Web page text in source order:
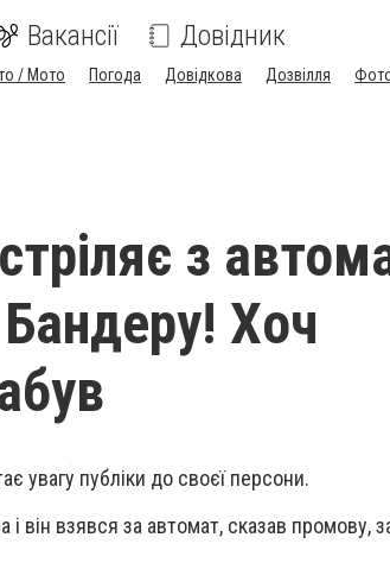
Вакансії Довідник
/ Мото Погода Довідкова Дозвілля
з
Хоч
увагу публіки до своєї персони.
він взявся за автомат, сказав промову,